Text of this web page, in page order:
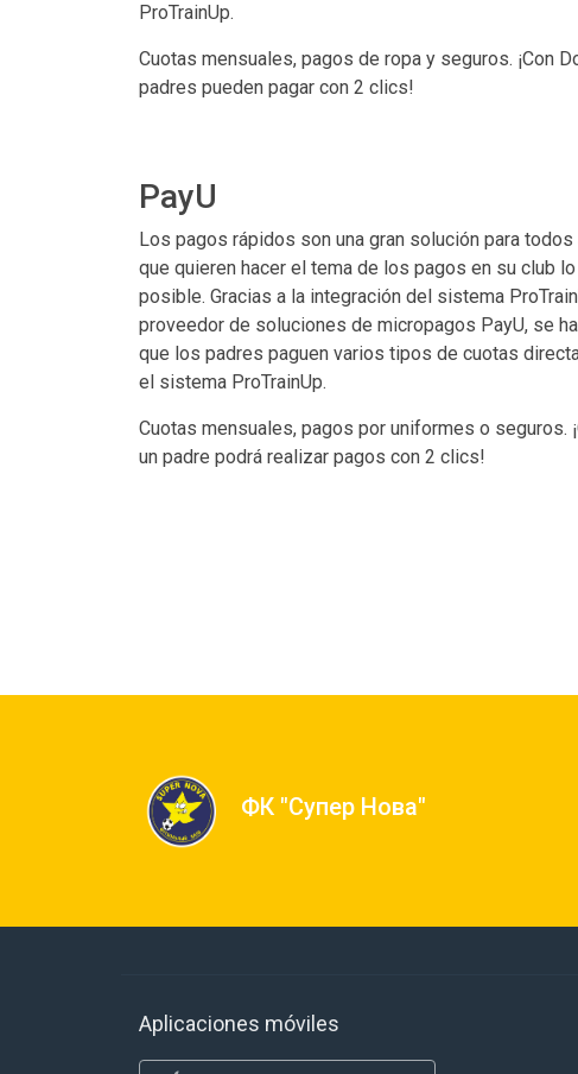
ProTrainUp.
Cuotas mensuales, pagos de ropa y seguros. ¡Con
padres pueden pagar con 2 clics!
PayU
Los pagos rápidos son una gran solución para
que quieren hacer el tema de los pagos en su club
posible. Gracias a la integración del sistema
proveedor de soluciones de micropagos PayU, se
que los padres paguen varios tipos de cuotas
el sistema ProTrainUp.
Cuotas mensuales, pagos por uniformes o seguros.
un padre podrá realizar pagos con 2 clics!
ФК "Супер Нова"
Aplicaciones móviles